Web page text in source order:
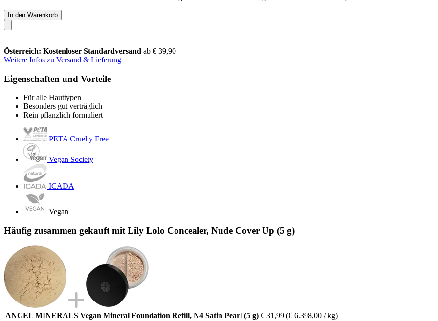
In den Warenkorb
Österreich: Kostenloser Standardversand ab € 39,90
Weitere Infos zu Versand & Lieferung
Eigenschaften und Vorteile
Für alle Hauttypen
Besonders gut verträglich
Rein pflanzlich formuliert
PETA Cruelty Free
Vegan Society
ICADA
Vegan
Häufig zusammen gekauft mit Lily Lolo Concealer, Nude Cover Up (5 g)
ANGEL MINERALS Vegan Mineral Foundation Refill, N4 Satin Pearl (5 g) € 31,99 (€ 6.398,00 / kg)